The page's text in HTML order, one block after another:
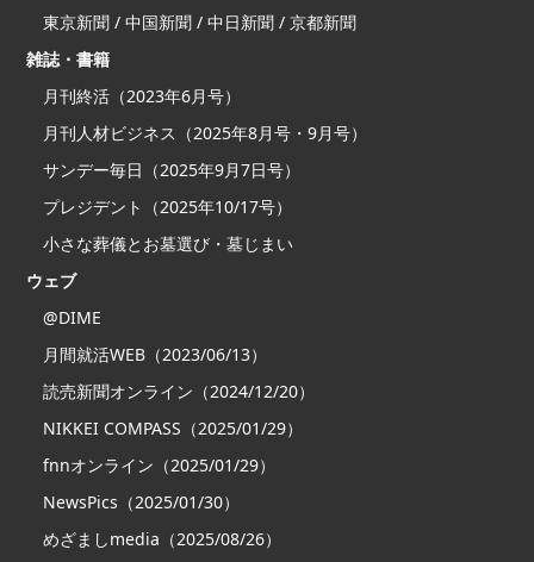
東京新聞 / 中国新聞 / 中日新聞 / 京都新聞
雑誌・書籍
月刊終活（2023年6月号）
月刊人材ビジネス（2025年8月号・9月号）
サンデー毎日（2025年9月7日号）
プレジデント（2025年10/17号）
小さな葬儀とお墓選び・墓じまい
ウェブ
@DIME
月間就活WEB（2023/06/13）
読売新聞オンライン（2024/12/20）
NIKKEI COMPASS（2025/01/29）
fnnオンライン（2025/01/29）
NewsPics（2025/01/30）
めざましmedia（2025/08/26）